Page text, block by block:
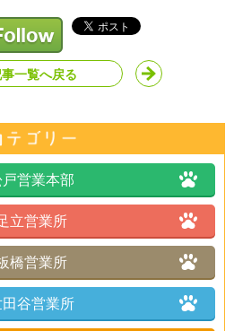
一覧へ戻る
戸営業本部
立営業所
橋営業所
田谷営業所